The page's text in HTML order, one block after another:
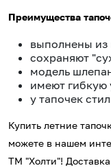
Преимущества
выполнены из
сохраняют
модель
имеют
у тапочек
Купить летние
можете в нашем
ТМ "Холти"!